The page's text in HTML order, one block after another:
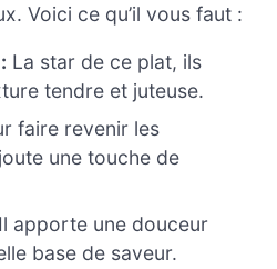
Voici ce qu’il vous faut :
La star de ce plat, ils
tendre et juteuse.
faire revenir les
une touche de
Il apporte une douceur
base de saveur.